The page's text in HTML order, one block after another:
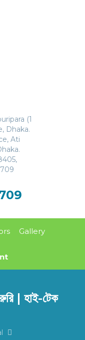
(1
Dhaka.
Ati
Gallery
| হাই-টেক